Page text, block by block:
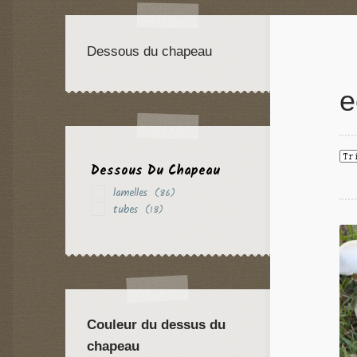
Dessous du chapeau
Dessous Du Chapeau
lamelles (86)
tubes (18)
Couleur du dessus du
chapeau